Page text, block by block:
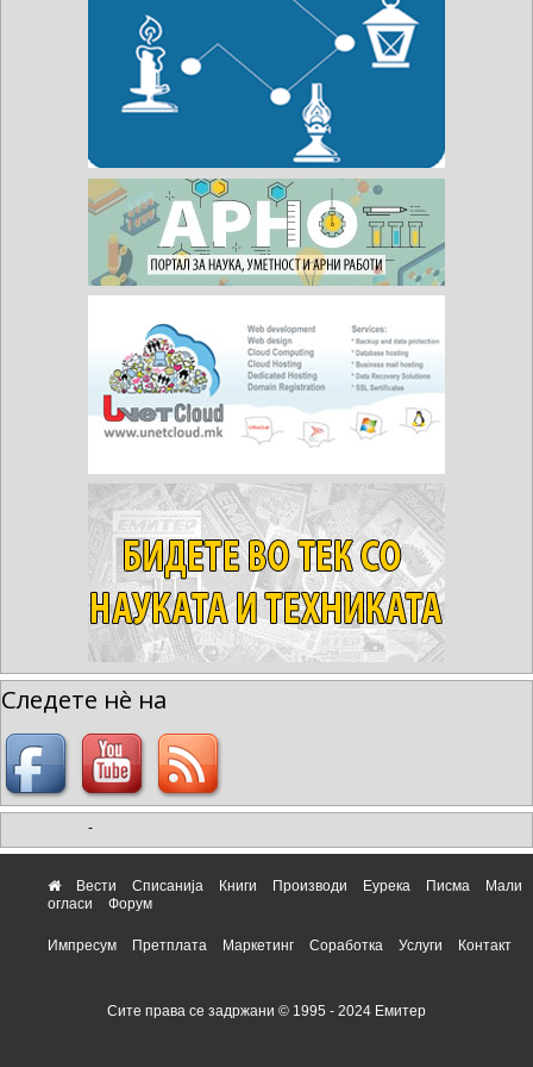
Следете нè на
-
Вести Списанија Книги Производи Еурека Писма
Мали
огласи
Форум
Импресум Претплата Маркетинг Соработка Услуги Контакт
Сите права се задржани © 1995 - 2024 Емитер